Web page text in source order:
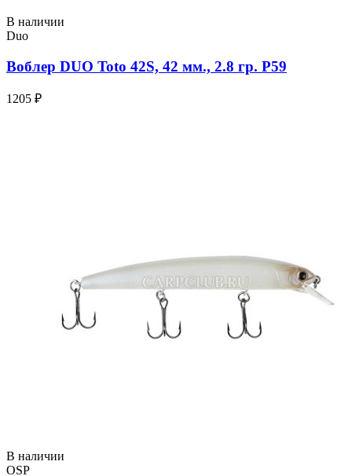
В наличии
Duo
Воблер DUO Toto 42S, 42 мм., 2.8 гр. P59
1205 ₽
В наличии
OSP